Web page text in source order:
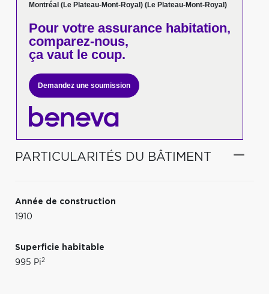
Montréal (Le Plateau-Mont-Royal) (Le Plateau-Mont-Royal)
Pour votreassurance habitation,
comparez-nous,
ça vaut le coup.
Demandez une soumission
PARTICULARITÉS DU BÂTIMENT
Année de construction
1910
Superficie habitable
995 Pi2